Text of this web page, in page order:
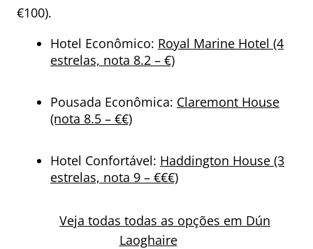
€100).
Hotel Econômico: Royal Marine Hotel (4
estrelas, nota 8.2 – €)
Pousada Econômica: Claremont House
(nota 8.5 – €€)
Hotel Confortável: Haddington House (3
estrelas, nota 9 – €€€)
Veja todas todas as opções em Dún
Laoghaire